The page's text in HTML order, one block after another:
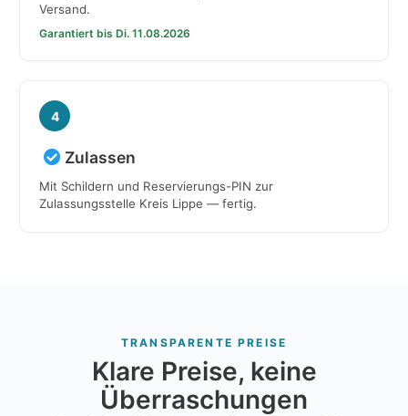
Versand.
Garantiert bis Di. 11.08.2026
4
Zulassen
Mit Schildern und Reservierungs-PIN zur
Zulassungsstelle Kreis Lippe — fertig.
TRANSPARENTE PREISE
Klare Preise, keine
Überraschungen